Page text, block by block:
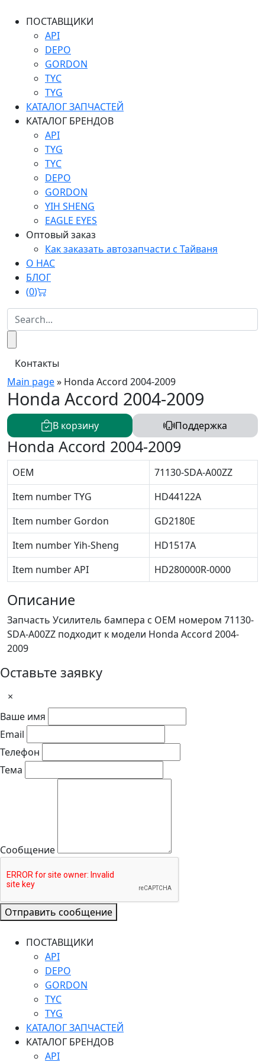
ПОСТАВЩИКИ
API
DEPO
GORDON
TYC
TYG
КАТАЛОГ ЗАПЧАСТЕЙ
КАТАЛОГ БРЕНДОВ
API
TYG
TYC
DEPO
GORDON
YIH SHENG
EAGLE EYES
Оптовый заказ
Как заказать автозапчасти с Тайваня
О НАС
БЛОГ
(0)
Контакты
Main page» Honda Accord 2004-2009
Honda Accord 2004-2009
В корзину Поддержка
Honda Accord 2004-2009
OEM
71130-SDA-A00ZZ
Item number TYG
HD44122A
Item number Gordon
GD2180E
Item number Yih-Sheng
HD1517A
Item number API
HD280000R-0000
Описание
Запчасть Усилитель бампера с OEM номером 71130-
SDA-A00ZZ подходит к модели Honda Accord 2004-
2009
Оставьте заявку
×
Ваше имя
Email
Телефон
Тема
Сообщение
Отправить сообщение
ПОСТАВЩИКИ
API
DEPO
GORDON
TYC
TYG
КАТАЛОГ ЗАПЧАСТЕЙ
КАТАЛОГ БРЕНДОВ
API